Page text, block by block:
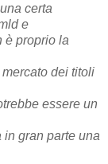
certa
e
è proprio la
dei titoli
essere un
gran parte una